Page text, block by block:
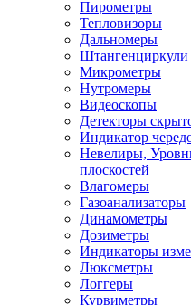
Пирометры
Тепловизоры
Дальномеры
Штангенциркули
Микрометры
Нутромеры
Видеоскопы
Детекторы
Индикатор
Невелиры,
плоскостей
Влагомеры
Газоанализаторы
Динамометры
Дозиметры
Индикаторы
Люксметры
Логгеры
Курвиметры